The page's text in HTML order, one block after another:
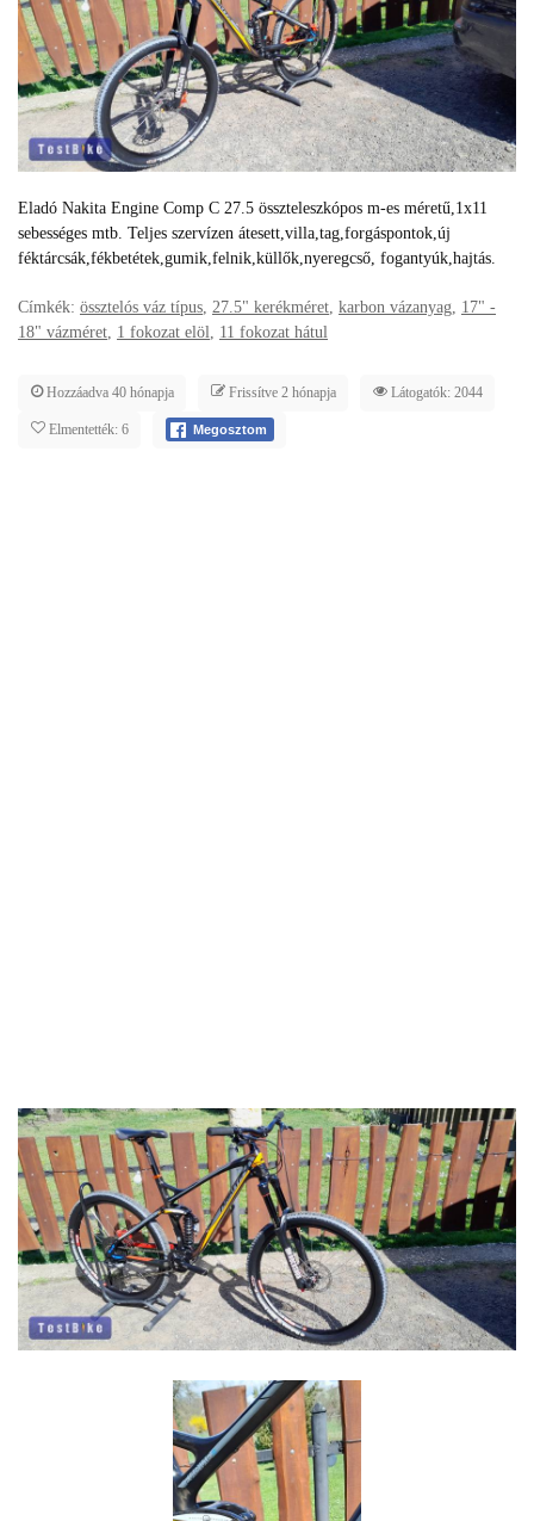
Eladó Nakita Engine Comp C 27.5 összteleszkópos m-es méretű,1x11
sebességes mtb. Teljes szervízen átesett,villa,tag,forgáspontok,új
féktárcsák,fékbetétek,gumik,felnik,küllők,nyeregcső, fogantyúk,hajtás.
Címkék: össztelós váz típus 27.5" kerékméret karbon vázanyag 17" -
18" vázméret 1 fokozat elöl 11 fokozat hátul
Hozzáadva 40 hónapja Frissítve 2 hónapja Látogatók: 2044
Elmentették: 6 Megosztom